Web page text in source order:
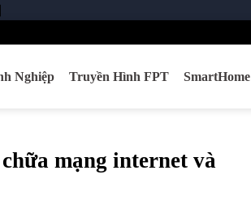
dungNghiệp Truyền Hình FPT SmartHome
mạng internet và